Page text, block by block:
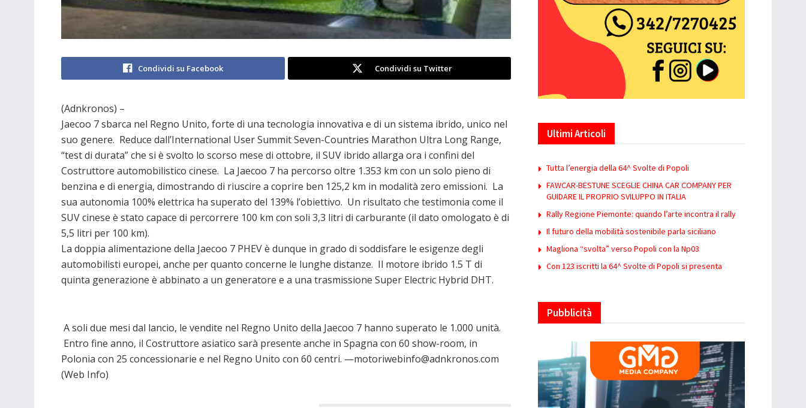
Condividi su Facebook Condividi su Twitter
(Adnkronos) –
Jaecoo 7 sbarca nel Regno Unito, forte di una tecnologia innovativa e di un sistema ibrido, unico nel
suo genere. Reduce dall’International User Summit Seven-Countries Marathon Ultra Long Range,
“test di durata” che si è svolto lo scorso mese di ottobre, il SUV ibrido allarga ora i confini del
Costruttore automobilistico cinese. La Jaecoo 7 ha percorso oltre 1.353 km con un solo pieno di
benzina e di energia, dimostrando di riuscire a coprire ben 125,2 km in modalità zero emissioni. La
sua autonomia 100% elettrica ha superato del 139% l’obiettivo. Un risultato che testimonia come il
SUV cinese è stato capace di percorrere 100 km con soli 3,3 litri di carburante (il dato omologato è di
5,5 litri per 100 km).
La doppia alimentazione della Jaecoo 7 PHEV è dunque in grado di soddisfare le esigenze degli
automobilisti europei, anche per quanto concerne le lunghe distanze. Il motore ibrido 1.5 T di
quinta generazione è abbinato a un generatore e a una trasmissione Super Electric Hybrid DHT.
A soli due mesi dal lancio, le vendite nel Regno Unito della Jaecoo 7 hanno superato le 1.000 unità.
Entro fine anno, il Costruttore asiatico sarà presente anche in Spagna con 60 show-room, in
Polonia con 25 concessionarie e nel Regno Unito con 60 centri. —motoriwebinfo@adnkronos.com
(Web Info)
Ultimi Articoli
Tutta l’energia della 64^ Svolte di Popoli
FAWCAR-BESTUNE SCEGLIE CHINA CAR COMPANY PER
GUIDARE IL PROPRIO SVILUPPO IN ITALIA
Rally Regione Piemonte: quando l’arte incontra il rally
Il futuro della mobilità sostenibile parla siciliano
Magliona “svolta” verso Popoli con la Np03
Con 123 iscritti la 64^ Svolte di Popoli si presenta
Pubblicità